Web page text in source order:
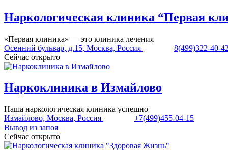
Наркологическая клиника “Первая
«Первая клиника» — это клиника лечения
Осенний бульвар, д.15, Москва, Россия
8(499)322-40-42
Сейчас открыто
Наркоклиника в Измайлово
Наша наркологическая клиника успешно
Измайлово, Москва, Россия
+7(499)455-04-15
Вывод из запоя
Сейчас открыто